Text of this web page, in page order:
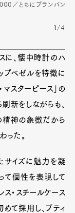
Cars
／ともにブランパン
1/4
に、懐中時計のハ
プベゼルを特徴に
マスターピース」の
新をしながらも、
精神の象徴だから
った。
サイズに魅力を凝
て個性を表現して
ス・スチールケース
て採用し、ブティ